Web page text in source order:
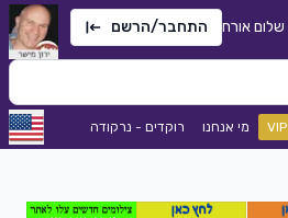
שלום אורח התחבר/הרשם
VIP מי אנחנו רוקדים - נרקודה